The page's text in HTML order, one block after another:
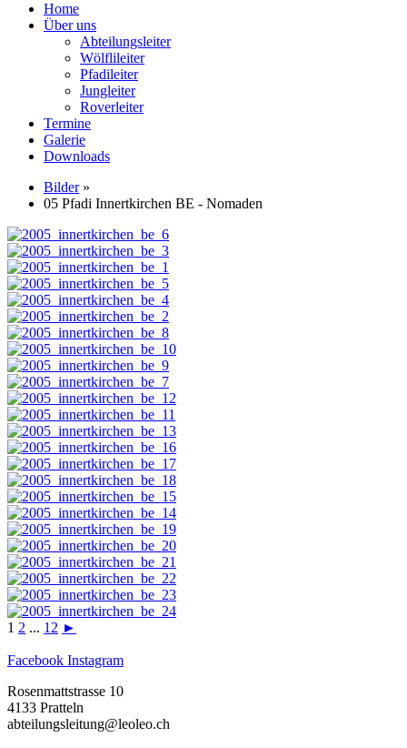
Home
Über uns
Abteilungsleiter
Wölflileiter
Pfadileiter
Jungleiter
Roverleiter
Termine
Galerie
Downloads
Bilder »
05 Pfadi Innertkirchen BE - Nomaden
1 2 ... 12 ►
Facebook Instagram
Rosenmattstrasse 10
4133 Pratteln
abteilungsleitung@leoleo.ch